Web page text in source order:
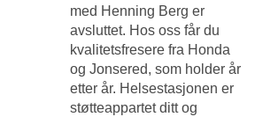
med Henning Berg er
avsluttet. Hos oss får du
kvalitetsfresere fra Honda
og Jonsered, som holder år
etter år. Helsestasjonen er
støtteappartet ditt og